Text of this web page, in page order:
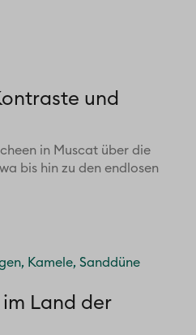
und
in Muscat über die
bis hin zu den endlosen
Land der